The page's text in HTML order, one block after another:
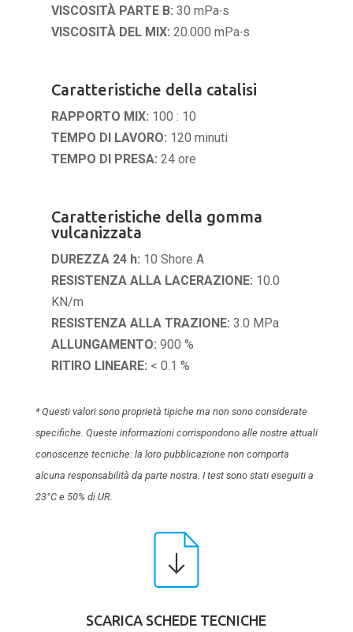
VISCOSITÀ PARTE B: 30 mPa∙s
VISCOSITÀ DEL MIX: 20.000 mPa∙s
Caratteristiche della catalisi
RAPPORTO MIX: 100 : 10
TEMPO DI LAVORO: 120 minuti
TEMPO DI PRESA: 24 ore
Caratteristiche della gomma
vulcanizzata
DUREZZA 24 h: 10 Shore A
RESISTENZA ALLA LACERAZIONE: 10.0
KN/m
RESISTENZA ALLA TRAZIONE: 3.0 MPa
ALLUNGAMENTO: 900 %
RITIRO LINEARE: < 0.1 %
* Questi valori sono proprietà tipiche ma non sono considerate
specifiche. Queste informazioni corrispondono alle nostre attuali
conoscenze tecniche: la loro pubblicazione non comporta
alcuna responsabilità da parte nostra. I test sono stati eseguiti a
23°C e 50% di UR.
SCARICA SCHEDE TECNICHE